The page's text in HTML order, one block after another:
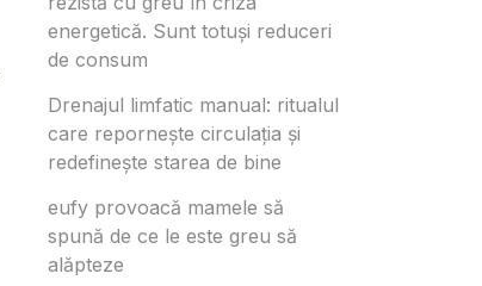
energetică. Sunt totuși reduceri
de consum
Drenajul limfatic manual: ritualul
care repornește circulația și
redefinește starea de bine
eufy provoacă mamele să
spună de ce le este greu să
alăpteze